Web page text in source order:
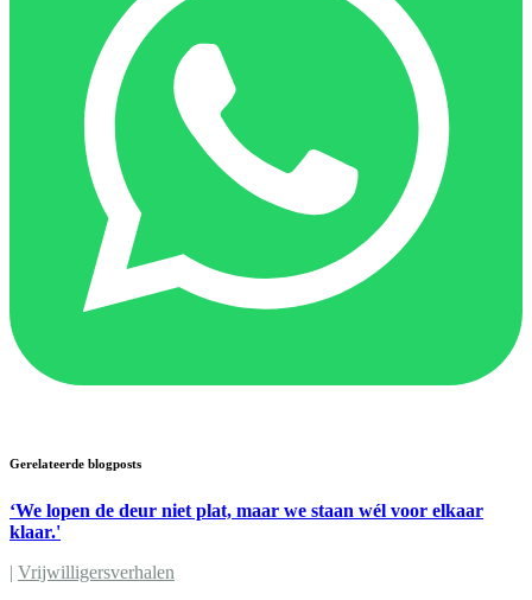
Gerelateerde blogposts
‘We lopen de deur niet plat, maar we staan wél voor elkaar
klaar.'
| Vrijwilligersverhalen